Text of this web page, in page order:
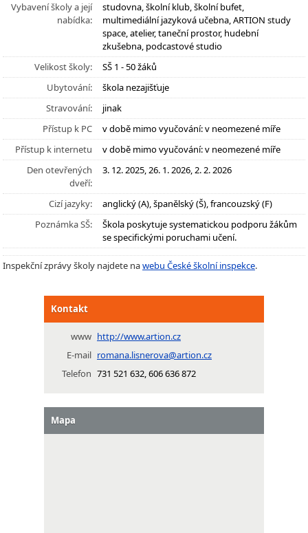
Vybavení školy a její
nabídka:
studovna, školní klub, školní bufet,
multimediální jazyková učebna, ARTION study
space, atelier, taneční prostor, hudební
zkušebna, podcastové studio
Velikost školy:
SŠ 1 - 50 žáků
Ubytování:
škola nezajišťuje
Stravování:
jinak
Přístup k PC
v době mimo vyučování: v neomezené míře
Přístup k internetu
v době mimo vyučování: v neomezené míře
Den otevřených
dveří:
3. 12. 2025, 26. 1. 2026, 2. 2. 2026
Cizí jazyky:
anglický (A), španělský (Š), francouzský (F)
Poznámka SŠ:
Škola poskytuje systematickou podporu žákům
se specifickými poruchami učení.
Inspekční zprávy školy najdete nawebu České školní inspekce.
Kontakt
www http://www.artion.cz
E-mail romana.lisnerova@artion.cz
Telefon 731 521 632, 606 636 872
Mapa